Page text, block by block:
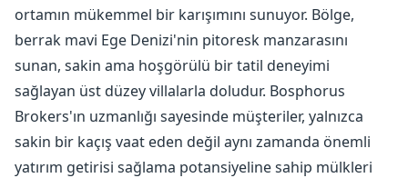
ortamın mükemmel bir karışımını sunuyor. Bölge,
berrak mavi Ege Denizi'nin pitoresk manzarasını
sunan, sakin ama hoşgörülü bir tatil deneyimi
sağlayan üst düzey villalarla doludur. Bosphorus
Brokers'ın uzmanlığı sayesinde müşteriler, yalnızca
sakin bir kaçış vaat eden değil aynı zamanda önemli
yatırım getirisi sağlama potansiyeline sahip mülkleri